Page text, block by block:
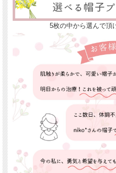
5枚の中から選んで頂